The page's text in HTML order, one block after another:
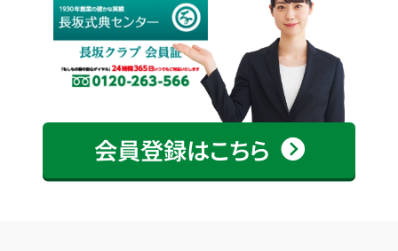
会員登録はこちら